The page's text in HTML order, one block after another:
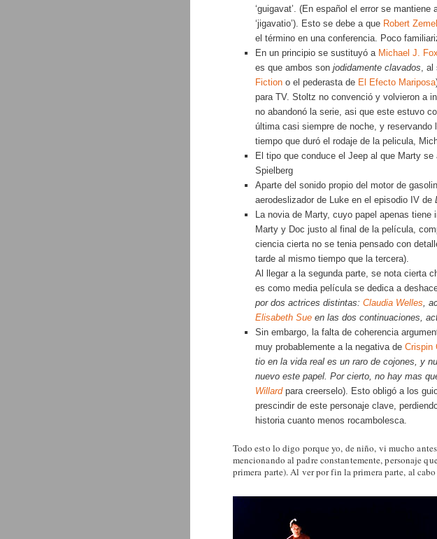
‘guigavat’. (En español el error se
‘jigavatio’). Esto se debe a que Robert
el término en una conferencia. Poco
En un principio se sustituyó a Michael J. Fox
es que ambos sonjodidamente clavados ,
Fiction o el pederasta de El Efecto Mariposa
para TV. Stoltz no convenció y volvieron a
no abandonó la serie, asi que este estuvo
última casi siempre de noche, y
tiempo que duró el rodaje de la pelicula,
El tipo que conduce el Jeep al que Marty
Spielberg
Aparte del sonido propio del motor de
aerodeslizador de Luke en el episodio IV de
La novia de Marty, cuyo papel apenas
Marty y Doc justo al final de la película,
ciencia cierta no se tenia pensado con
tarde al mismo tiempo que la tercera).
Al llegar a la segunda parte, se nota cierta
es como media película se dedica a
por dos actrices distintas:Claudia Welles ,
Elisabeth Sue en las dos continuaciones,
Sin embargo, la falta de coherencia
muy probablemente a la negativa deCrispin
tio en la vida real es un raro de cojones, y
nuevo este papel. Por cierto, no hay mas
Willardpara creerselo). Esto obligó a los
prescindir de este personaje clave,
historia cuanto menos rocambolesca.
Todo esto lo digo porque yo, de niño, vi mucho
mencionando al padre constantemente, personaje
primera parte). Al ver por fin la primera parte, al